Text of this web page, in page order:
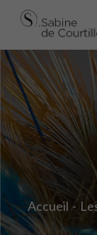
Accueil